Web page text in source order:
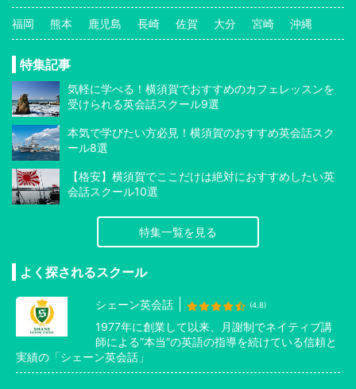
福岡 熊本 鹿児島 長崎 佐賀 大分 宮崎 沖縄
特集記事
気軽に学べる！横須賀でおすすめのカフェレッスンを
受けられる英会話スクール9選
本気で学びたい方必見！横須賀のおすすめ英会話スク
ール8選
【格安】横須賀でここだけは絶対におすすめしたい英
会話スクール10選
特集一覧を見る
よく探されるスクール
シェーン英会話 (4.8)
1977年に創業して以来、月謝制でネイティブ講
師による”本当”の英語の指導を続けている信頼と
実績の「シェーン英会話」